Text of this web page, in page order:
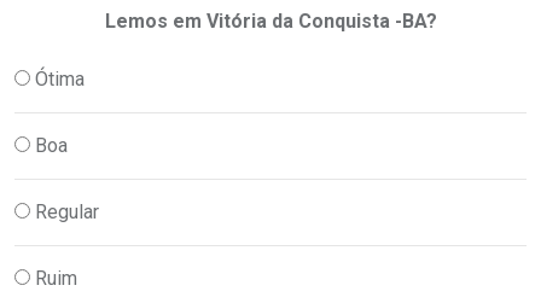
Lemos em Vitória da Conquista -BA?
Ótima
Boa
Regular
Ruim